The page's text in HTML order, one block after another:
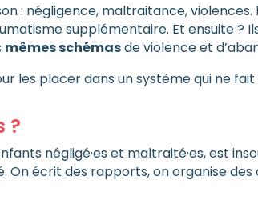
: négligence, maltraitance, violences.
supplémentaire. Et ensuite ?
mêmes schémasde violence et
les placer dans un système qui ne
?
négligé·es et maltraité·es, est
écrit des rapports, on organise des